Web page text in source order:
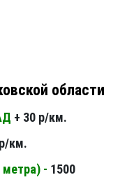
области
+ 30 р/км.
км.
- 1500